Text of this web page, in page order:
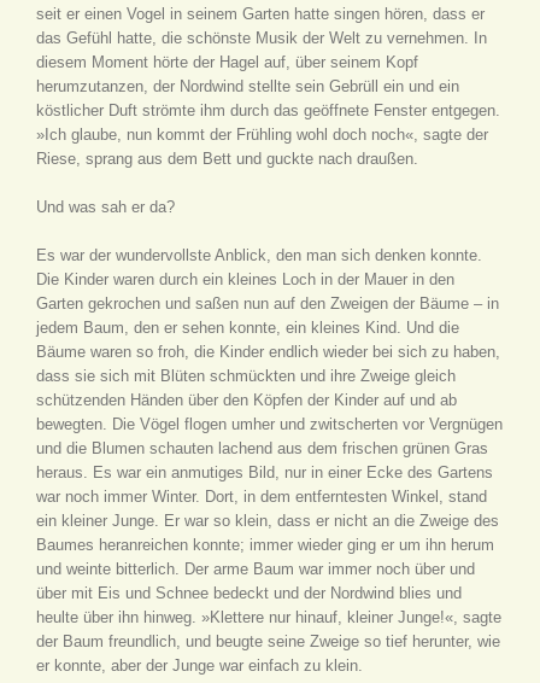
seit er einen Vogel in seinem Garten hatte singen hören, dass er
das Gefühl hatte, die schönste Musik der Welt zu vernehmen. In
diesem Moment hörte der Hagel auf, über seinem Kopf
herumzutanzen, der Nordwind stellte sein Gebrüll ein und ein
köstlicher Duft strömte ihm durch das geöffnete Fenster entgegen.
»Ich glaube, nun kommt der Frühling wohl doch noch«, sagte der
Riese, sprang aus dem Bett und guckte nach draußen.
Und was sah er da?
Es war der wundervollste Anblick, den man sich denken konnte.
Die Kinder waren durch ein kleines Loch in der Mauer in den
Garten gekrochen und saßen nun auf den Zweigen der Bäume – in
jedem Baum, den er sehen konnte, ein kleines Kind. Und die
Bäume waren so froh, die Kinder endlich wieder bei sich zu haben,
dass sie sich mit Blüten schmückten und ihre Zweige gleich
schützenden Händen über den Köpfen der Kinder auf und ab
bewegten. Die Vögel flogen umher und zwitscherten vor Vergnügen
und die Blumen schauten lachend aus dem frischen grünen Gras
heraus. Es war ein anmutiges Bild, nur in einer Ecke des Gartens
war noch immer Winter. Dort, in dem entferntesten Winkel, stand
ein kleiner Junge. Er war so klein, dass er nicht an die Zweige des
Baumes heranreichen konnte; immer wieder ging er um ihn herum
und weinte bitterlich. Der arme Baum war immer noch über und
über mit Eis und Schnee bedeckt und der Nordwind blies und
heulte über ihn hinweg. »Klettere nur hinauf, kleiner Junge!«, sagte
der Baum freundlich, und beugte seine Zweige so tief herunter, wie
er konnte, aber der Junge war einfach zu klein.